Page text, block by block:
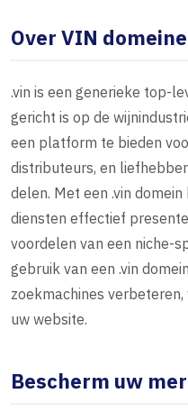
Over VIN
.vin is een generieke top-
gericht is op de
een platform te bieden
distributeurs, en
delen. Met een .vin
diensten effectief
voordelen van een niche-
gebruik van een .vin
zoekmachines
uw website.
Bescherm uw